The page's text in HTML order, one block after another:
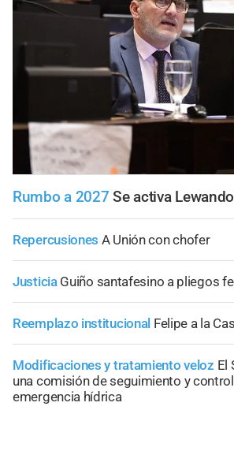
Rumbo a 2027 Se activa
Repercusiones A Unión con chofer
Justicia Guiño santafesino a pliegos
Reemplazo institucional Felipe a la
Modificaciones y tratamiento veloz El
una comisión de seguimiento y
emergencia hídrica